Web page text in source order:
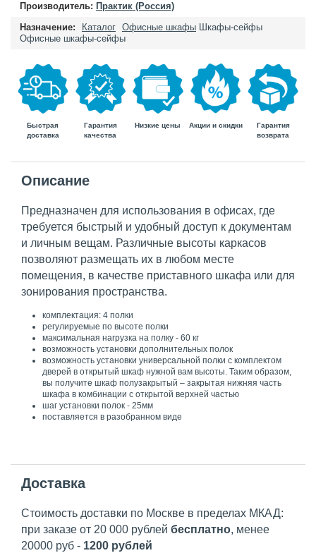
Производитель: Практик (Россия)
Назначение:
Каталог Офисные шкафы
Шкафы-сейфы
Офисные шкафы-сейфы
Быстрая
доставка
Гарантия
качества
Низкие цены Акции и скидки
Гарантия
возврата
Описание
Предназначен для использования в офисах, где
требуется быстрый и удобный доступ к документам
и личным вещам. Различные высоты каркасов
позволяют размещать их в любом месте
помещения, в качестве приставного шкафа или для
зонирования пространства.
комплектация: 4 полки
регулируемые по высоте полки
максимальная нагрузка на полку - 60 кг
возможность установки дополнительных полок
возможность установки универсальной полки с комплектом
дверей в открытый шкаф нужной вам высоты. Таким образом,
вы получите шкаф полузакрытый – закрытая нижняя часть
шкафа в комбинации с открытой верхней частью
шаг установки полок - 25мм
поставляется в разобранном виде
Доставка
Стоимость доставки по Москве в пределах МКАД:
при заказе от 20 000 рублей бесплатно, менее
20000 руб - 1200 рублей